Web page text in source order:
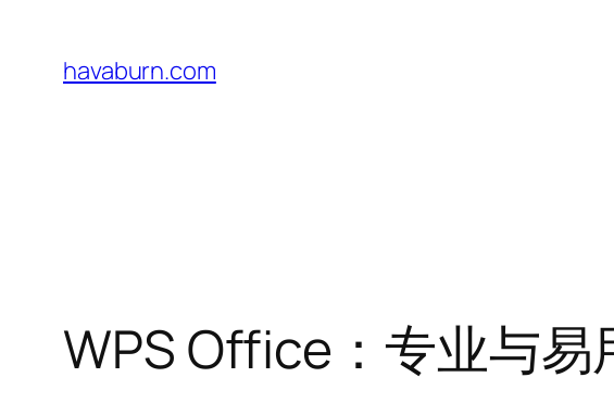
content
havaburn.com
WPS Office：专业与